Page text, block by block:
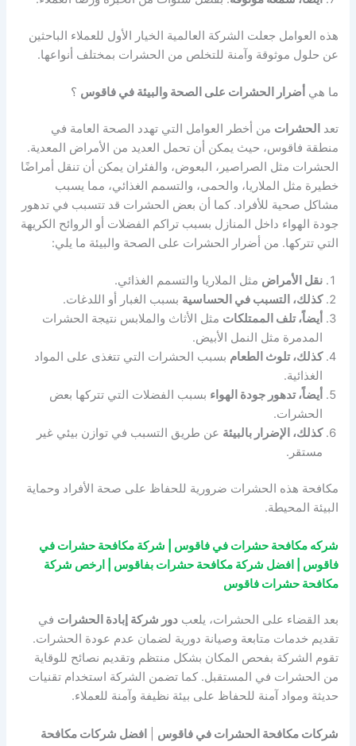
هذه العوامل جعلت الشركة العالمية الخيار الأول للعملاء الباحثين
عن حلول موثوقة وآمنة للتخلص من الحشرات بمختلف أنواعها.
ما هي أضرار الحشرات على الصحة والبيئة في فاقوس ؟
تعد الحشرات من أخطر العوامل التي تهدد الصحة العامة في
منطقة فاقوس، حيث يمكن أن تحمل العديد من الأمراض المعدية.
الحشرات مثل الصراصير، البعوض، والفئران يمكن أن تنقل أمراضًا
خطيرة مثل الملاريا، والحمى، والتسمم الغذائي، مما يسبب
مشاكل صحية للأفراد. كما أن بعض الحشرات قد تتسبب في تدهور
جودة الهواء داخل المنازل بسبب تراكم الفضلات أو الروائح الكريهة
التي تتركها. من أضرار الحشرات على الصحة والبيئة ما يلي:
نقل الأمراض مثل الملاريا والتسمم الغذائي.
كذلك، التسبب في الحساسية بسبب الغبار أو اللدغات.
أيضاً، تلف الممتلكات مثل الأثاث والملابس نتيجة الحشرات
المدمرة مثل النمل الأبيض.
كذلك، تلوث الطعام بسبب الحشرات التي تتغذى على المواد
الغذائية.
أيضاً، تدهور جودة الهواء بسبب الفضلات التي تتركها بعض
الحشرات.
كذلك، الإضرار بالبيئة عن طريق التسبب في توازن بيئي غير
مستقر.
مكافحة هذه الحشرات ضرورية للحفاظ على صحة الأفراد وحماية
البيئة المحيطة.
شركه مكافحة حشرات في فاقوس | شركة مكافحة حشرات في
فاقوس | افضل شركة مكافحة حشرات بفاقوس | ارخص شركة
مكافحة حشرات فاقوس
بعد القضاء على الحشرات، يلعبدور شركة إبادة الحشرات في
تقديم خدمات متابعة وصيانة دورية لضمان عدم عودة الحشرات.
تقوم الشركة بفحص المكان بشكل منتظم وتقديم نصائح للوقاية
من الحشرات في المستقبل. كما تضمن الشركة استخدام تقنيات
حديثة ومواد آمنة للحفاظ على بيئة نظيفة وآمنة للعملاء.
شركات مكافحة الحشرات في فاقوس
افضل شركات مكافحة